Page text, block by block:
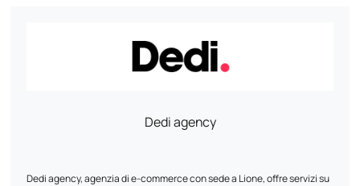
Dedi agency
Dedi agency, agenzia di e-commerce con sede a Lione, offre servizi su